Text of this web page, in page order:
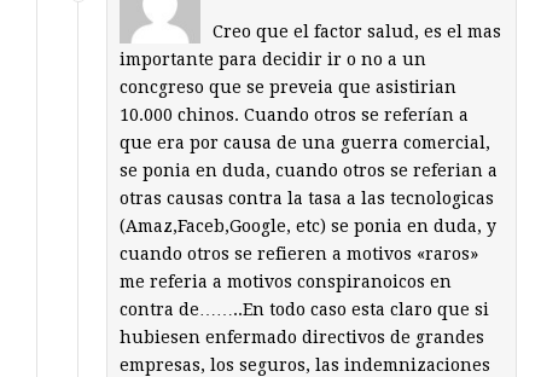
Creo que el factor salud, es el mas
importante para decidir ir o no a un
concgreso que se preveia que asistirian
10.000 chinos. Cuando otros se referían a
que era por causa de una guerra comercial,
se ponia en duda, cuando otros se referian a
otras causas contra la tasa a las tecnologicas
(Amaz,Faceb,Google, etc) se ponia en duda, y
cuando otros se refieren a motivos «raros»
me referia a motivos conspiranoicos en
contra de……..En todo caso esta claro que si
hubiesen enfermado directivos de grandes
empresas, los seguros, las indemnizaciones